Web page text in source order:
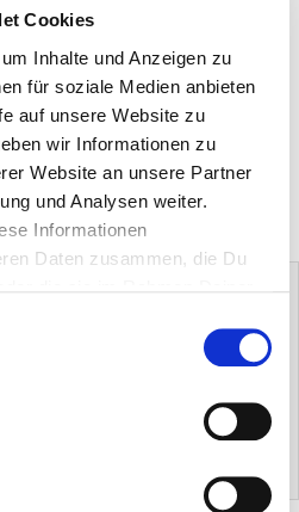
Cookies
Inhalte und Anzeigen zu
für soziale Medien anbieten
auf unsere Website zu
wir Informationen zu
Website an unsere Partner
und Analysen weiter.
Informationen
Daten zusammen, die Du
livraison
disponible
Hans Raab Nettoyant concentré